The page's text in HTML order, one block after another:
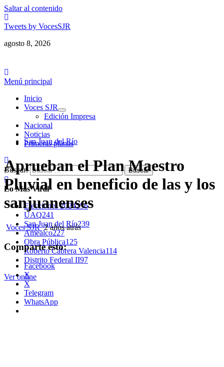
Saltar al contenido
Tweets by VocesSJR
agosto 8, 2026
Menú principal
Inicio
Voces SJR
Edición Impresa
Nacional
Noticias
Primeras planas
Buscar:
Lo Más Viral
Elecciones 2024256
UAQ241
San Juan del Río239
Amealco227
Obra Pública125
Roberto Cabrera Valencia114
Distrito Federal II97
Ver online
San Juan del Río
Aprueban el Plan Maestro
Pluvial en beneficio de las y los
sanjuanenses
Voces SJR2 años atrás
Comparte esto:
Facebook
X
X
Telegram
WhatsApp